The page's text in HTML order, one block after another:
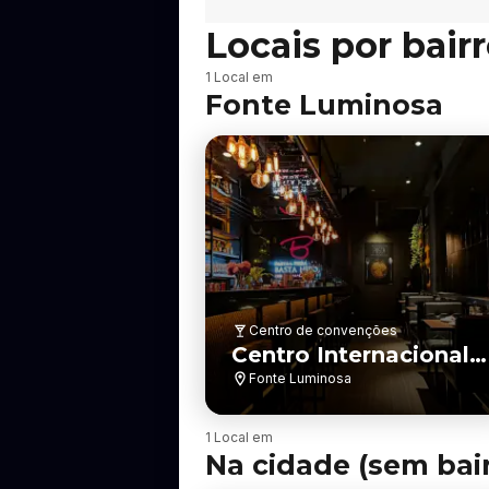
Locais por
B
a
i
r
o
1 Local em
Fonte Luminosa
Centro de convenções
Centro Internacional
de Convenção Dr.
Nelson Barbieri
Fonte Luminosa
B
a
i
1 Local em
Na cidade (sem